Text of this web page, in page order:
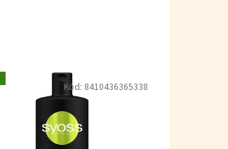
Kód: 8410436365338